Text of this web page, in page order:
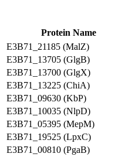
Protein Name
E3B71_21185 (MalZ)
E3B71_13705 (GlgB)
E3B71_13700 (GlgX)
E3B71_13225 (ChiA)
E3B71_09630 (KbP)
E3B71_10035 (NlpD)
E3B71_05395 (MepM)
E3B71_19525 (LpxC)
E3B71_00810 (PgaB)